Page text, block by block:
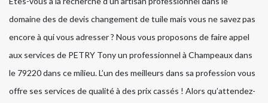
domaine des de devis changement de tuile mais vous ne savez pas
encore à qui vous adresser ? Nous vous proposons de faire appel
aux services de PETRY Tony un professionnel à Champeaux dans
le 79220 dans ce milieu. L’un des meilleurs dans sa profession vous
offre ses services de qualité à des prix cassés ! Alors qu’attendez-